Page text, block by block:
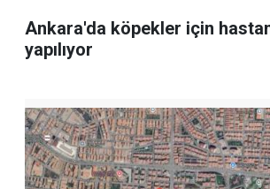
Ankara'da köpekler için
yapılıyor